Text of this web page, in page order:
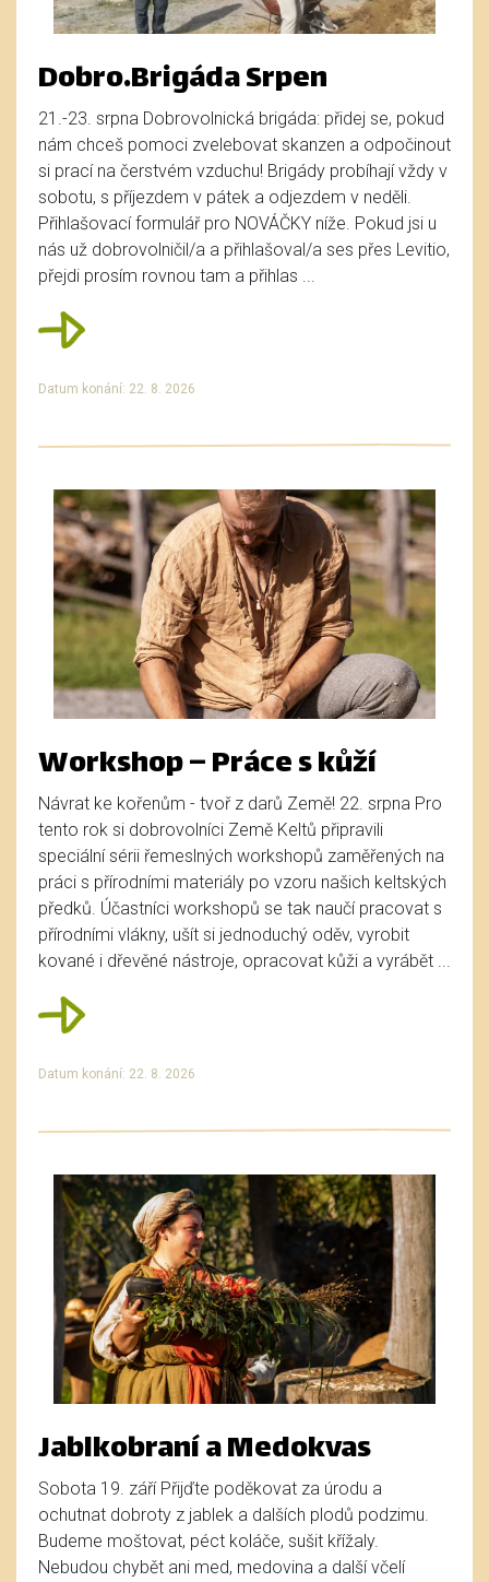
Dobro.Brigáda Srpen
21.-23. srpna Dobrovolnická brigáda: přidej se, pokud
nám chceš pomoci zvelebovat skanzen a odpočinout
si prací na čerstvém vzduchu! Brigády probíhají vždy v
sobotu, s příjezdem v pátek a odjezdem v neděli.
Přihlašovací formulář pro NOVÁČKY níže. Pokud jsi u
nás už dobrovolničil/a a přihlašoval/a ses přes Levitio,
přejdi prosím rovnou tam a přihlas ...
Datum konání: 22. 8. 2026
Workshop – Práce s kůží
Návrat ke kořenům - tvoř z darů Země! 22. srpna Pro
tento rok si dobrovolníci Země Keltů připravili
speciální sérii řemeslných workshopů zaměřených na
práci s přírodními materiály po vzoru našich keltských
předků. Účastníci workshopů se tak naučí pracovat s
přírodními vlákny, ušít si jednoduchý oděv, vyrobit
kované i dřevěné nástroje, opracovat kůži a vyrábět ...
Datum konání: 22. 8. 2026
Jablkobraní a Medokvas
Sobota 19. září Přijďte poděkovat za úrodu a
ochutnat dobroty z jablek a dalších plodů podzimu.
Budeme moštovat, péct koláče, sušit křížaly.
Nebudou chybět ani med, medovina a další včelí